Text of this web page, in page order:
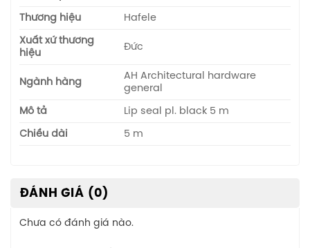
Thương hiệu Hafele
Xuất xứ thương
hiệu
Đức
Ngành hàng
AH Architectural hardware
general
Mô tả Lip seal pl. black 5 m
Chiều dài 5 m
ĐÁNH GIÁ (0)
Chưa có đánh giá nào.